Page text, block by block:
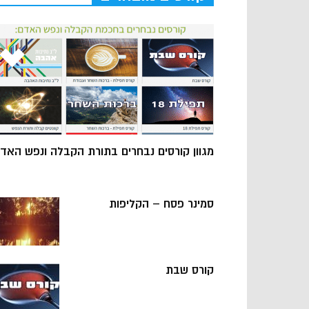
מגוון קורסים נבחרים בתורת הקבלה ונפש
סמינר פסח – הקליפות
קורס שבת